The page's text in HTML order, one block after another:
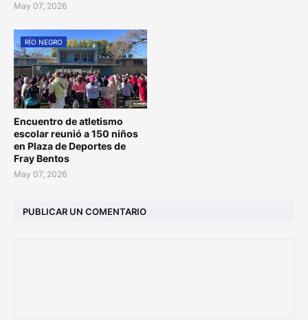
May 07, 2026
RÍO NEGRO
Encuentro de atletismo
escolar reunió a 150 niños
en Plaza de Deportes de
Fray Bentos
May 07, 2026
PUBLICAR UN COMENTARIO